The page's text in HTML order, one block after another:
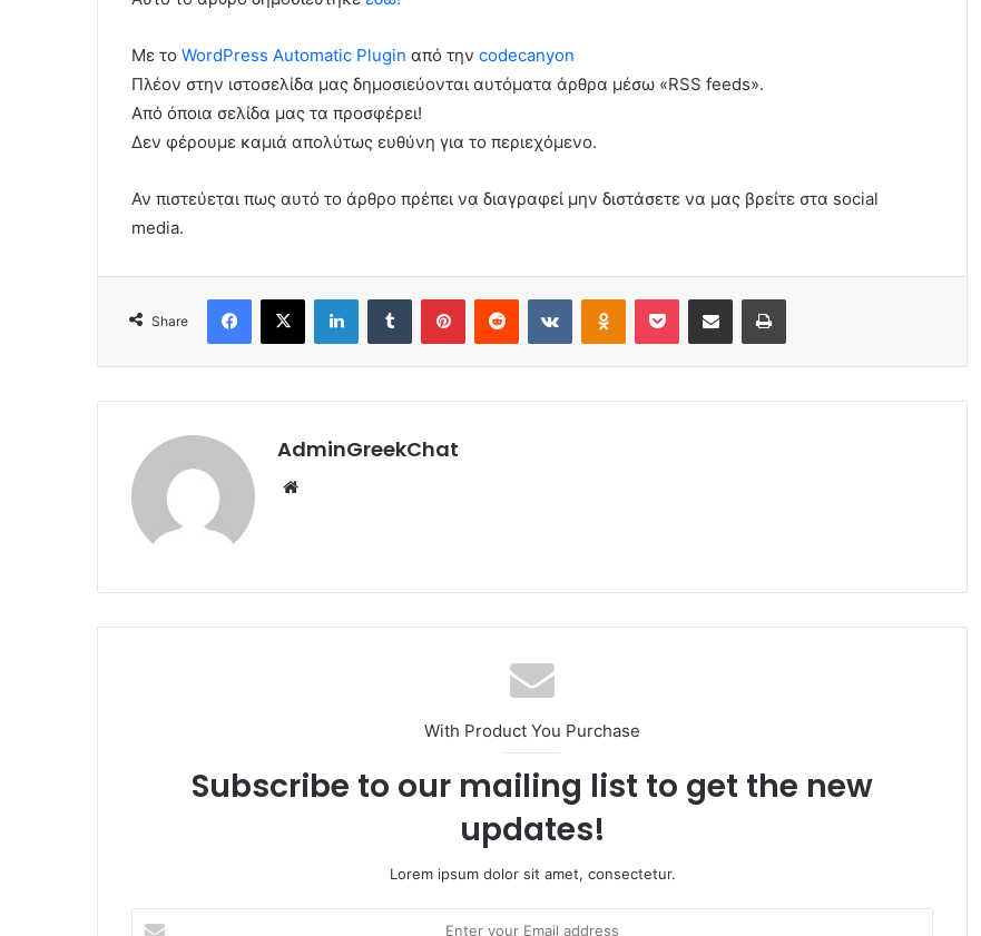
Με το WordPress Automatic Plugin από την codecanyon
Πλέον στην ιστοσελίδα μας δημοσιεύονται αυτόματα άρθρα μέσω «RSS feeds».
Από όποια σελίδα μας τα προσφέρει!
Δεν φέρουμε καμιά απολύτως ευθύνη για το περιεχόμενο.
Αν πιστεύεται πως αυτό το άρθρο πρέπει να διαγραφεί μην διστάσετε να μας βρείτε στα social
media.
Share
Facebook
X LinkedInTumblr PinterestReddit VKontakteOdnoklassniki
Pocket Share via Email Print
AdminGreekChat
With Product You Purchase
Subscribe to our mailing list to get the new
updates!
Lorem ipsum dolor sit amet, consectetur.